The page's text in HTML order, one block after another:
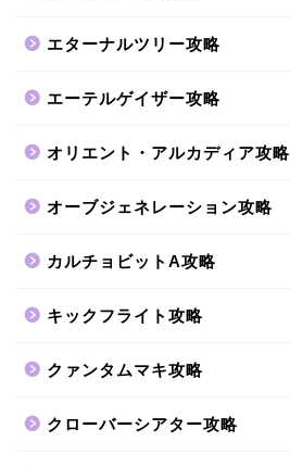
エターナルツリー攻略
エーテルゲイザー攻略
オリエント・アルカディア攻略
オーブジェネレーション攻略
カルチョビットA攻略
キックフライト攻略
クァンタムマキ攻略
クローバーシアター攻略